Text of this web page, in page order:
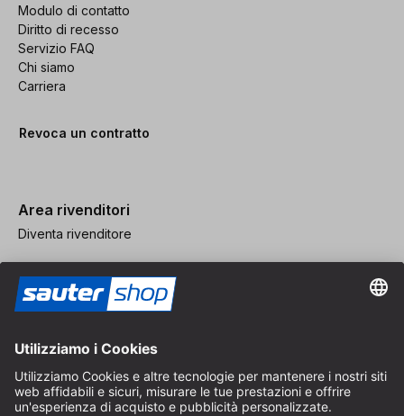
Modulo di contatto
Diritto di recesso
Servizio FAQ
Chi siamo
Carriera
Revoca un contratto
Area rivenditori
Diventa rivenditore
CGV
Protezione dei Dati